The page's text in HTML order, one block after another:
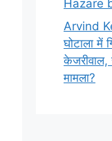
Hazare
Arvind
घोटाला में
मामला?